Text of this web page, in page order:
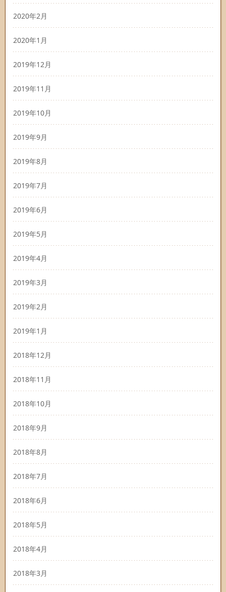
2020年2月
2020年1月
2019年12月
2019年11月
2019年10月
2019年9月
2019年8月
2019年7月
2019年6月
2019年5月
2019年4月
2019年3月
2019年2月
2019年1月
2018年12月
2018年11月
2018年10月
2018年9月
2018年8月
2018年7月
2018年6月
2018年5月
2018年4月
2018年3月